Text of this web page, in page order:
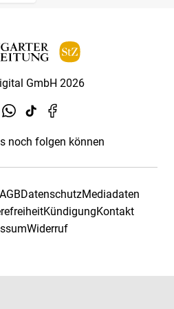
GmbH 2026
noch folgen können
DatenschutzMediadaten
KündigungKontakt
Widerruf